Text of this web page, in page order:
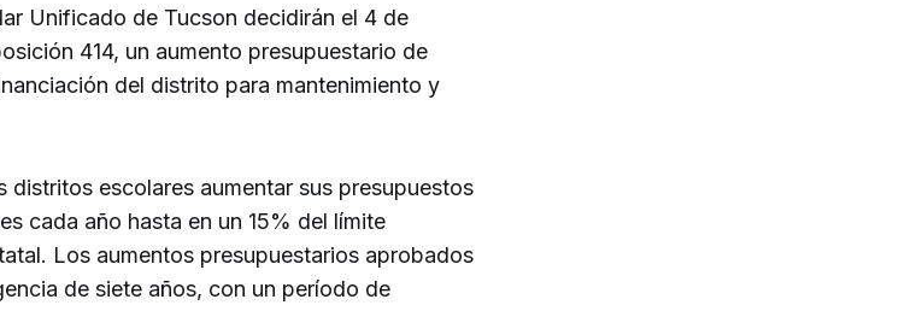
Unificado de Tucson decidirán el 4 de
414, un aumento presupuestario de
del distrito para mantenimiento y
distritos escolares aumentar sus presupuestos
cada año hasta en un 15% del límite
Los aumentos presupuestarios aprobados
de siete años, con un período de